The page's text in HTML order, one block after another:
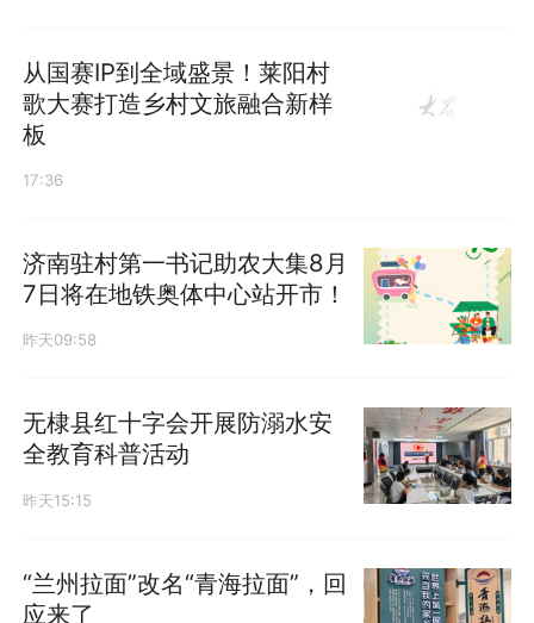
从国赛IP到全域盛景！莱阳村
歌大赛打造乡村文旅融合新样
板
17:36
济南驻村第一书记助农大集8月
7日将在地铁奥体中心站开市！
昨天09:58
无棣县红十字会开展防溺水安
全教育科普活动
昨天15:15
“兰州拉面”改名“青海拉面”，回
应来了